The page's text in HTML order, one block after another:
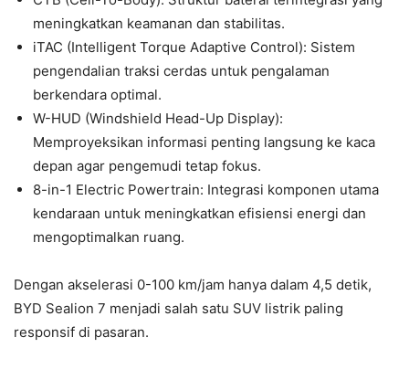
meningkatkan keamanan dan stabilitas.
iTAC (Intelligent Torque Adaptive Control): Sistem
pengendalian traksi cerdas untuk pengalaman
berkendara optimal.
W-HUD (Windshield Head-Up Display):
Memproyeksikan informasi penting langsung ke kaca
depan agar pengemudi tetap fokus.
8-in-1 Electric Powertrain: Integrasi komponen utama
kendaraan untuk meningkatkan efisiensi energi dan
mengoptimalkan ruang.
Dengan akselerasi 0-100 km/jam hanya dalam 4,5 detik,
BYD Sealion 7 menjadi salah satu SUV listrik paling
responsif di pasaran.